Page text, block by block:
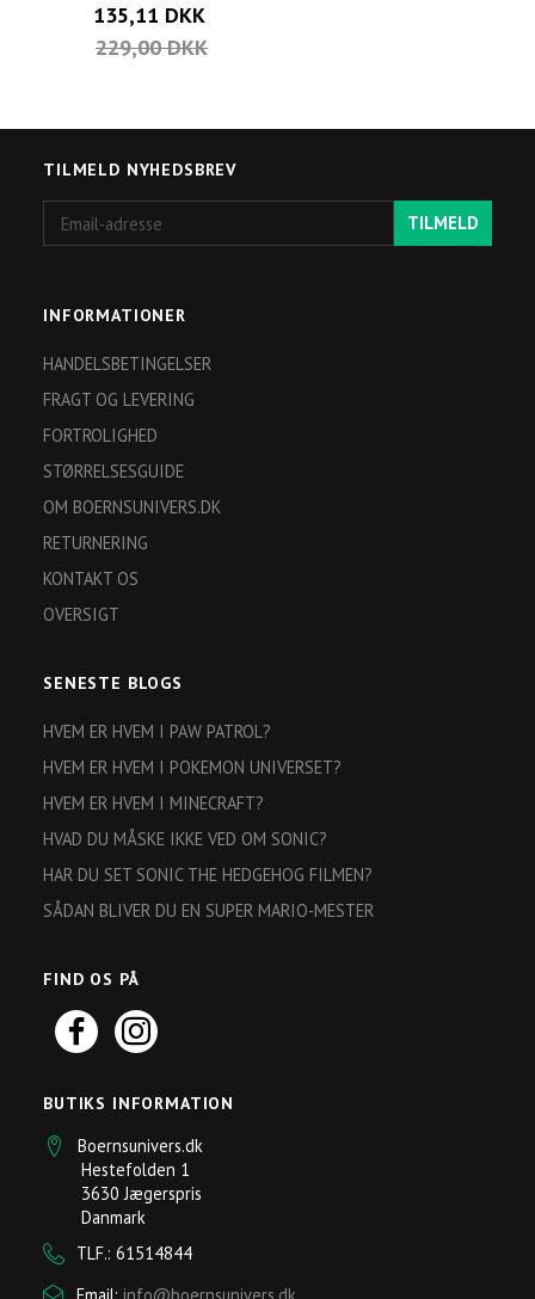
135,11 DKK
229,00 DKK
TILMELD NYHEDSBREV
adresse
TILMELD
INFORMATIONER
HANDELSBETINGELSER
FRAGT OG LEVERING
FORTROLIGHED
STØRRELSESGUIDE
OM BOERNSUNIVERS.DK
RETURNERING
KONTAKT OS
OVERSIGT
SENESTE BLOGS
HVEM ER HVEM I PAW PATROL?
HVEM ER HVEM I POKEMON UNIVERSET?
HVEM ER HVEM I MINECRAFT?
HVAD DU MÅSKE IKKE VED OM SONIC?
HAR DU SET SONIC THE HEDGEHOG FILMEN?
SÅDAN BLIVER DU EN SUPER MARIO-MESTER
FIND OS PÅ
BUTIKS INFORMATION
Boernsunivers.dk
Hestefolden 1
3630 Jægerspris
Danmark
TLF.: 61514844